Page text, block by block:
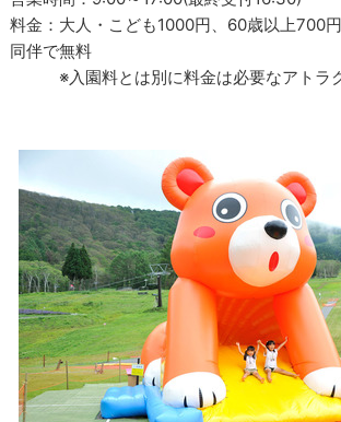
料金：大人・こども1000円、60歳以上700
同伴で無料
※入園料とは別に料金は必要なアトラ